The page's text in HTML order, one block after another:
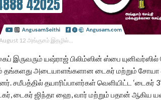
12 அங்குசம் இதழில்…
இருவரும் யஷ்ராஜ் பிலிம்ஸின் ஸ்பை
தங்களது அடையாளங்களான டைகர் மற்றும் சோயா
சமீபத்தில் தயாரிப்பாளர்கள் வெளியிட்ட ‘டைகர்
டைகர் ஜிந்தா ஹை, வார் மற்றும் பதான் ஆகிய